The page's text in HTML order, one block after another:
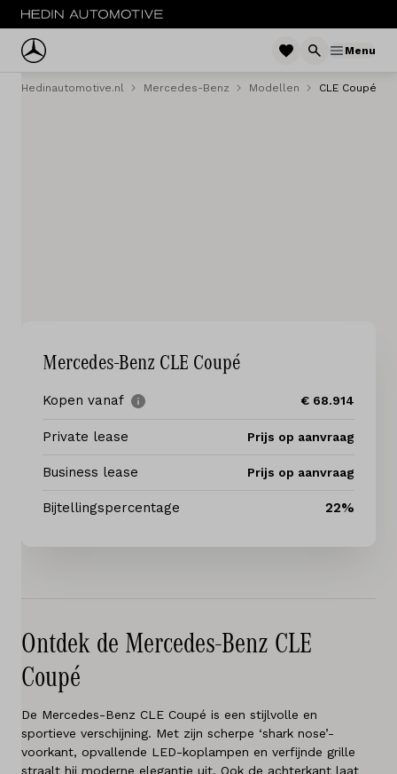
Menu
Menu
Zakelijke lease
Elektrisch
Service & onderhoud
Vacatures
Vergelijken
Vestigingen
Hedinautomotive.nl Mercedes-Benz Modellen CLE Coupé
Mercedes-Benz CLE Coupé
Kopen vanaf € 68.914
Private lease Prijs op aanvraag
Business lease Prijs op aanvraag
Bijtellingspercentage 22%
Ontdek de Mercedes-Benz CLE
Coupé
De Mercedes-Benz CLE Coupé is een stijlvolle en
sportieve verschijning. Met zijn scherpe ‘shark nose’-
voorkant, opvallende LED-koplampen en verfijnde grille
straalt hij moderne elegantie uit. Ook de achterkant laat